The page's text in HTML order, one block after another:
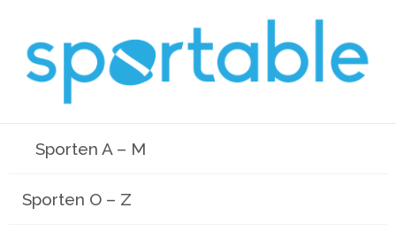
Sporten A – M
Sporten O – Z